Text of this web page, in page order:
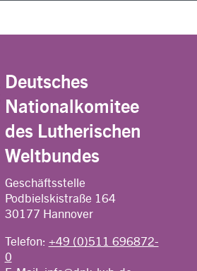
Deutsches
Nationalkomitee
des Lutherischen
Weltbundes
Geschäftsstelle
Podbielskistraße 164
30177 Hannover
Telefon: +49 (0)511 696872-
0